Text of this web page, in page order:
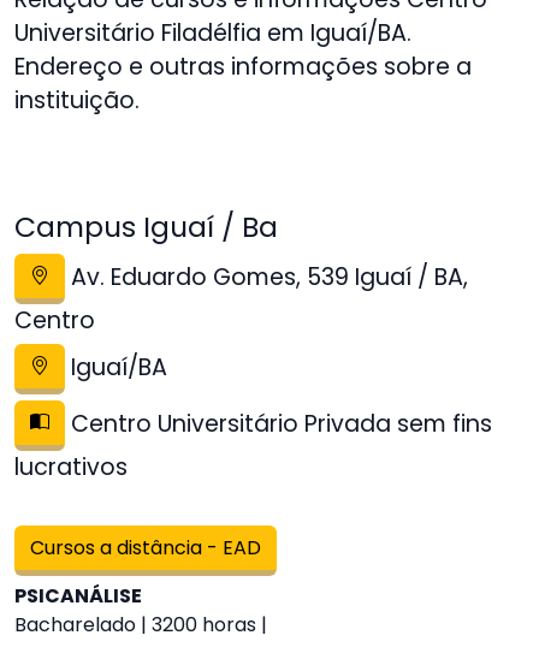
Universitário Filadélfia em Iguaí/BA.
Endereço e outras informações sobre a
instituição.
Campus Iguaí / Ba
Av. Eduardo Gomes, 539 Iguaí / BA,
Centro
Iguaí/BA
Centro Universitário Privada sem fins
lucrativos
Cursos a distância - EAD
PSICANÁLISE
Bacharelado | 3200 horas |